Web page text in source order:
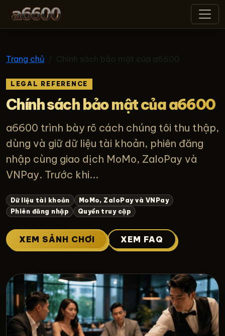
a6600
Trang chủ Chính sách bảo mật của a6600
LEGAL REFERENCE
Chính sách bảo mật của a6600
a6600 trình bày rõ cách chúng tôi thu thập,
dùng và giữ dữ liệu tài khoản, phiên đăng
nhập cùng giao dịch MoMo, ZaloPay và
VNPay. Trước khi...
Dữ liệu tài khoản
MoMo, ZaloPay và VNPay
Phiên đăng nhập
Quyền truy cập
XEM SẢNH CHƠI XEM FAQ